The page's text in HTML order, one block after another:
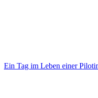
Ein Tag im Leben einer